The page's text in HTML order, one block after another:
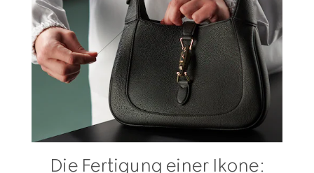
Die Fertigung einer Ikone: